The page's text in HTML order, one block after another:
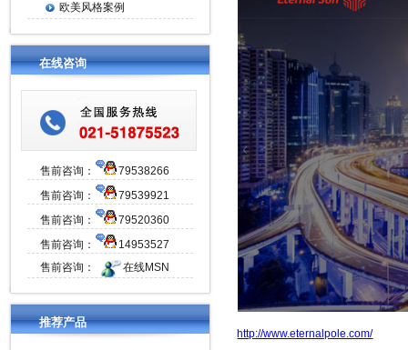
欧美风格案例
在线咨询
售前咨询：
79538266
售前咨询：
79539921
售前咨询：
79520360
售前咨询：
14953527
售前咨询：
在线MSN
推荐产品
http://www.eternalpole.com/